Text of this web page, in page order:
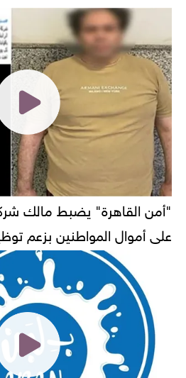
"أمن القاهرة" يضبط مالك
على أموال المواطنين بزعم